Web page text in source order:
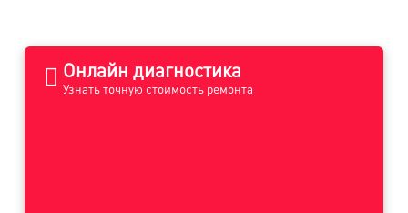
Онлайн диагностика
Узнать точную стоимость ремонта